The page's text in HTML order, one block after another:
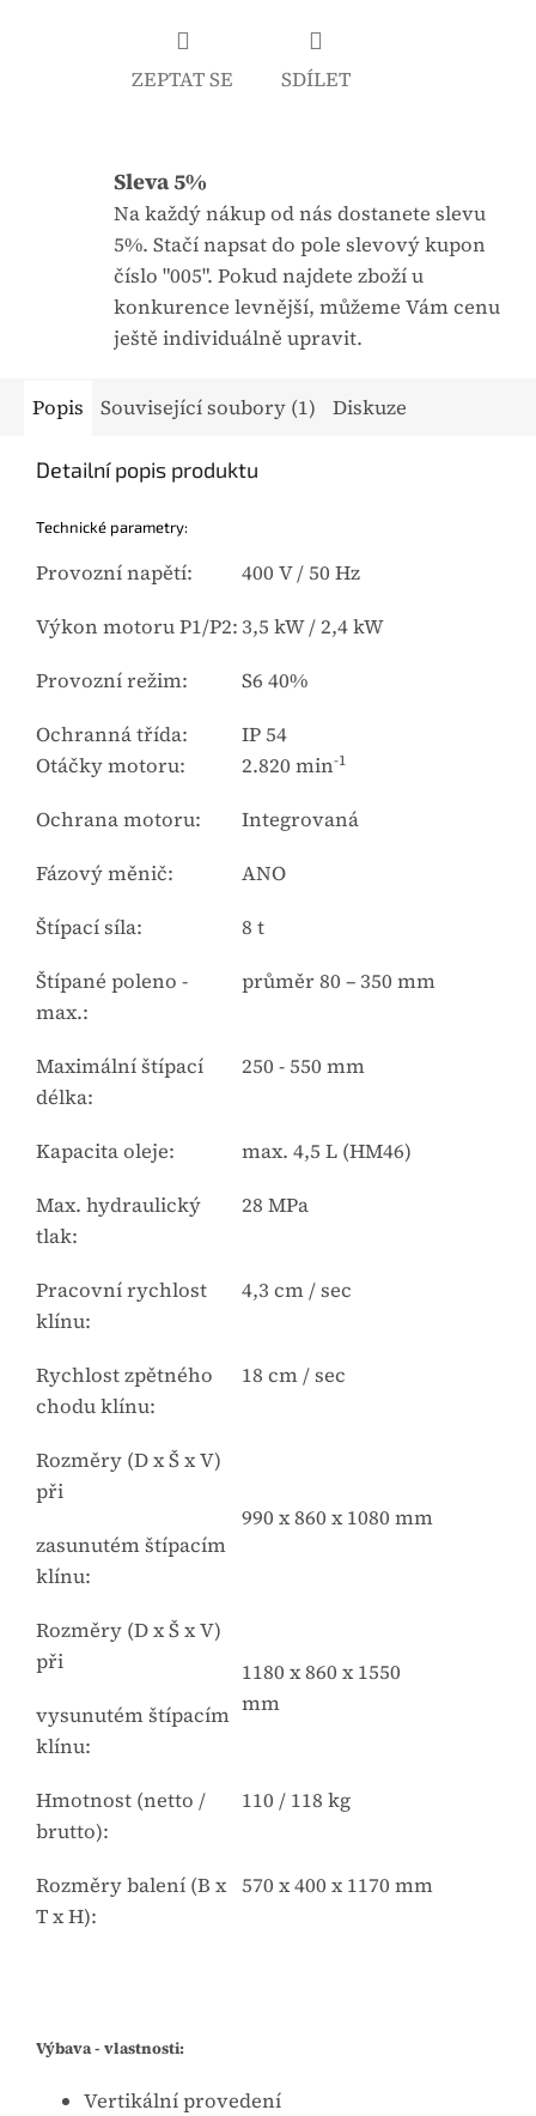
z
5
h
v
ě
z
i
e
.
ZEPTAT SE SDÍLET
Sleva 5%
Na každý nákup od nás dostanete slevu
5%. Stačí napsat do pole slevový kupon
číslo "005". Pokud najdete zboží u
konkurence levnější, můžeme Vám cenu
ještě individuálně upravit.
Popis Související soubory (1) Diskuze
Detailní popis produktu
Technické parametry:
Provozní napětí:
400 V / 50 Hz
Výkon motoru P1/P2: 3,5 kW / 2,4 kW
Provozní režim:
S6 40%
Ochranná třída:
IP 54
Otáčky motoru:
2.820 min-1
Ochrana motoru:
Integrovaná
Fázový měnič:
ANO
Štípací síla:
8 t
Štípané poleno -
max.:
průměr 80 – 350 mm
Maximální štípací
délka:
250 - 550 mm
Kapacita oleje:
max. 4,5 L (HM46)
Max. hydraulický
tlak:
28 MPa
Pracovní rychlost
klínu:
4,3 cm / sec
Rychlost zpětného
chodu klínu:
18 cm / sec
Rozměry (D x Š x V)
při
990 x 860 x 1080 mm
zasunutém štípacím
klínu:
Rozměry (D x Š x V)
při
1180 x 860 x 1550
mm
vysunutém štípacím
klínu:
Hmotnost (netto /
brutto):
110 / 118 kg
Rozměry balení (B x
T x H):
570 x 400 x 1170 mm
Výbava - vlastnosti:
Vertikální provedení